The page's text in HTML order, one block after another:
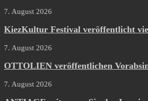
7. August 2026
KiezKultur Festival veröffentlicht
7. August 2026
OTTOLIEN veröffentlichen
7. August 2026